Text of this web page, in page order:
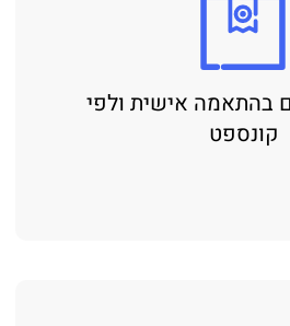
בהתאמה אישית ולפי
קונספט